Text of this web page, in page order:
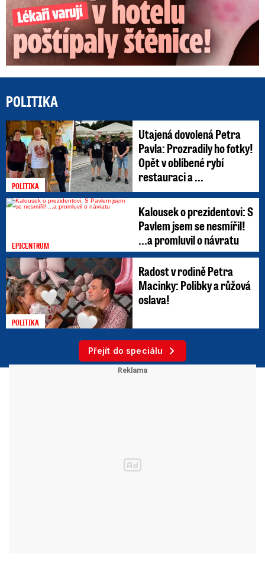
POLITIKA
POLITIKA
Utajená dovolená Petra
Pavla: Prozradily ho fotky!
Opět v oblíbené rybí
restauraci a ...
EPICENTRUM
Kalousek o prezidentovi: S
Pavlem jsem se nesmířil!
...a promluvil o návratu
POLITIKA
Radost v rodině Petra
Macinky: Polibky a růžová
oslava!
Přejít do speciálu